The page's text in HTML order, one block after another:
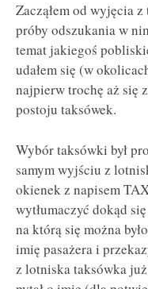
Zacząłem od wyjęcia
próby odszukania w
temat jakiegoś
udałem się (w
najpierw trochę aż się
postoju taksówek.
Wybór taksówki był
samym wyjściu z
okienek z napisem
wytłumaczyć dokąd
na którą się można
imię pasażera i
z lotniska taksówka